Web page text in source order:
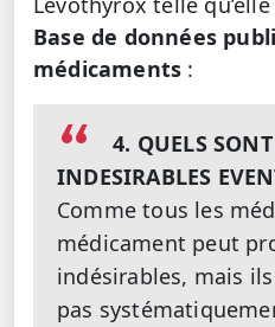
Base de données
médicaments :
4. QUELS SONT
INDESIRABLES
Comme tous les
médicament peut
indésirables, mais
pas